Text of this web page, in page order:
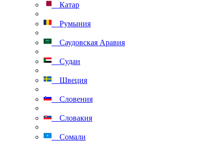
Катар
Румыния
Саудовская Аравия
Судан
Швеция
Словения
Словакия
Сомали